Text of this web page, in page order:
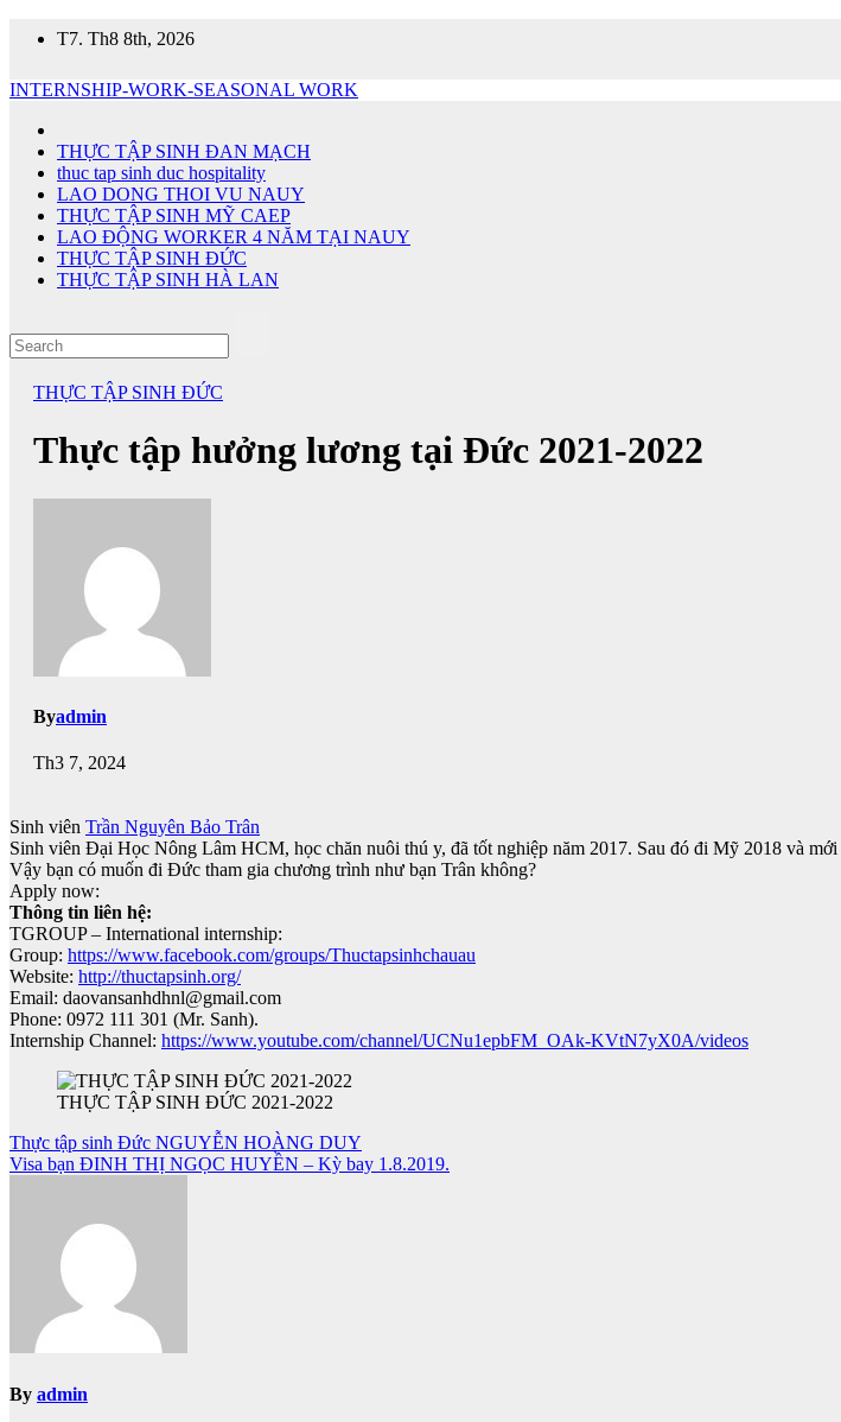
T7. Th8 8th, 2026
INTERNSHIP-WORK-SEASONAL WORK
THỰC TẬP SINH ĐAN MẠCH
thuc tap sinh duc hospitality
LAO DONG THOI VU NAUY
THỰC TẬP SINH MỸ CAEP
LAO ĐỘNG WORKER 4 NĂM TẠI NAUY
THỰC TẬP SINH ĐỨC
THỰC TẬP SINH HÀ LAN
THỰC TẬP SINH ĐỨC
Thực tập hưởng lương tại Đức 2021-2022
Byadmin
Th3 7, 2024
Sinh viên Trần Nguyên Bảo Trân
Sinh viên Đại Học Nông Lâm HCM, học chăn nuôi thú y, đã tốt nghiệp năm 2017. Sau đó đi Mỹ 2018 và
Vậy bạn có muốn đi Đức tham gia chương trình như bạn Trân không?
Apply now:
Thông tin liên hệ:
TGROUP – International internship:
Group: https://www.facebook.com/groups/Thuctapsinhchauau
Website: http://thuctapsinh.org/
Email: daovansanhdhnl@gmail.com
Phone: 0972 111 301 (Mr. Sanh).
Internship Channel: https://www.youtube.com/channel/UCNu1epbFM_OAk-KVtN7yX0A/videos
THỰC TẬP SINH ĐỨC 2021-2022
Điều
hướng
Thực tập sinh Đức NGUYỄN HOÀNG DUY
Visa bạn ĐINH THỊ NGỌC HUYỀN – Kỳ bay 1.8.2019.
By admin